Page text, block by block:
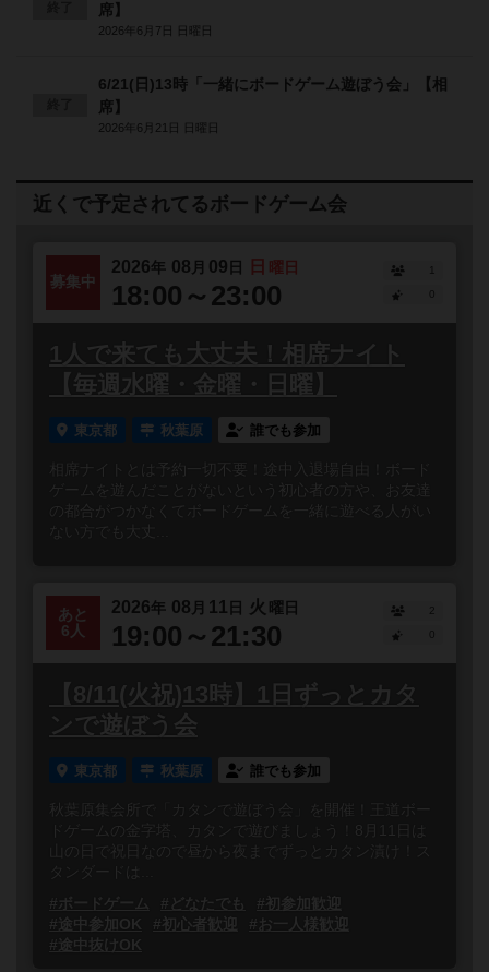
席】
2026年6月7日 日曜日
6/21(日)13時「一緒にボードゲーム遊ぼう会」【相
席】
2026年6月21日 日曜日
近くで予定されてるボードゲーム会
募集中
2026年 08 月 09 日 日 曜日
18:00～23:00
1
1人で来ても大丈夫！相席ナイト
【毎週水曜・金曜・日曜】
東京都 秋葉原 誰でも参加
相席ナイトとは予約一切不要！途中入退場自由！ボード
ゲームを遊んだことがないという初心者の方や、お友達
の都合がつかなくてボードゲームを一緒に遊べる人がい
ない方でも大丈...
あと
6人
2026年 08 月 11 日 火 曜日
19:00～21:30
2
【8/11(火祝)13時】1日ずっとカタ
ンで遊ぼう会
東京都 秋葉原 誰でも参加
秋葉原集会所で「カタンで遊ぼう会」を開催！王道ボー
ドゲームの金字塔、カタンで遊びましょう！8月11日は
山の日で祝日なので昼から夜までずっとカタン漬け！ス
#ボードゲーム
#どなたでも
#初参加歓迎
#途中参加OK
#初心者歓迎
#お一人様歓迎
#途中抜けOK